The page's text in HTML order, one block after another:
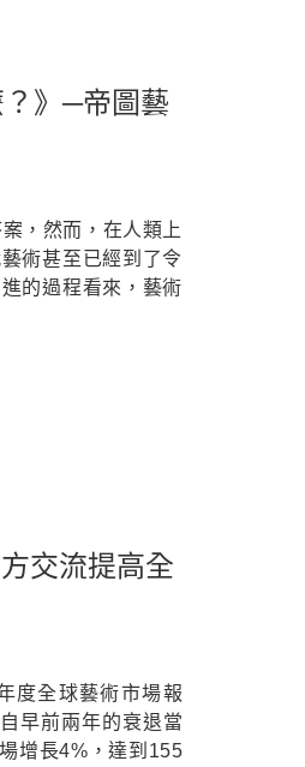
》─帝圖藝
，然而，在人類上
術甚至已經到了令
的過程看來，藝術
交流提高全
度全球藝術市場報
早前兩年的衰退當
增長4%，達到155